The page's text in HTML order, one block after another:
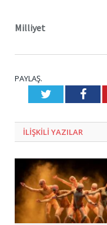
Milliyet
PAYLAŞ.
Twitter
ILIŞKILI YAZILAR